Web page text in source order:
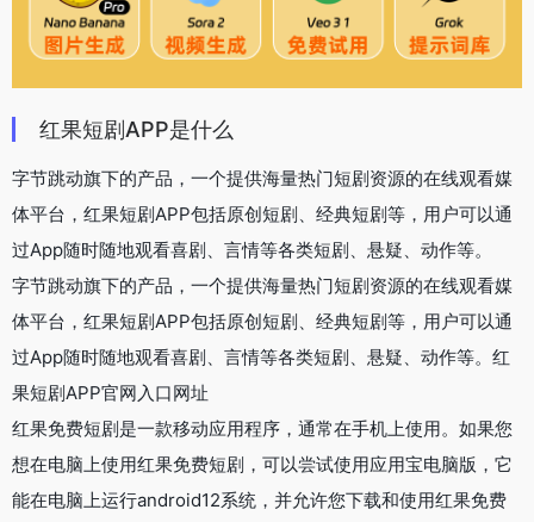
红果短剧APP是什么
字节跳动旗下的产品，一个提供海量热门短剧资源的在线观看媒
体平台，红果短剧APP包括原创短剧、经典短剧等，用户可以通
过App随时随地观看喜剧、言情等各类短剧、悬疑、动作等。
字节跳动旗下的产品，一个提供海量热门短剧资源的在线观看媒
体平台，红果短剧APP包括原创短剧、经典短剧等，用户可以通
过App随时随地观看喜剧、言情等各类短剧、悬疑、动作等。红
果短剧APP官网入口网址
红果免费短剧是一款移动应用程序，通常在手机上使用。如果您
想在电脑上使用红果免费短剧，可以尝试使用应用宝电脑版，它
能在电脑上运行android12系统，并允许您下载和使用红果免费